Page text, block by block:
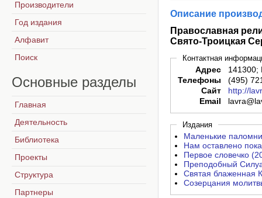
Описание
Православная
Свято-Троицкая
Контактная
Адрес
141300;
Телефоны
(495)
Сайт
http://
Email
Издания
Маленькие
Нам оставлено
Первое словечко
Преподобный
Святая блаженная
Созерцания
Производители
Год издания
Алфавит
Поиск
Основные разделы
Главная
Деятельность
Библиотека
Проекты
Структура
Партнеры